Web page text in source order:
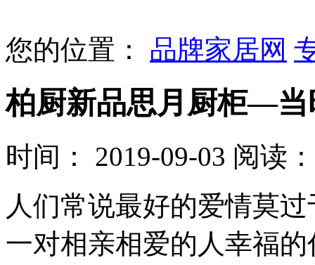
您的位置： 品牌家居网
柏厨新品思月厨柜—当
时间： 2019-09-03 阅读
人们常说最好的爱情莫
一对相亲相爱的人幸福